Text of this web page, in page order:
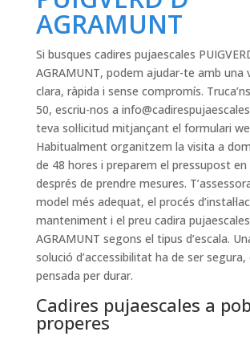
AGRAMUNT
Si busques cadires pujaescales
AGRAMUNT, podem ajudar-te amb una
clara, ràpida i sense compromís.
50, escriu-nos a
teva sol·licitud mitjançant el formulari
Habitualment organitzem la visita a
de 48 hores i preparem el pressupost en
després de prendre mesures.
model més adequat, el procés
manteniment i el preu cadira pujaescales
AGRAMUNT segons el tipus d’escala.
solució d’accessibilitat ha de ser segura,
pensada per durar.
Cadires pujaescales a
properes